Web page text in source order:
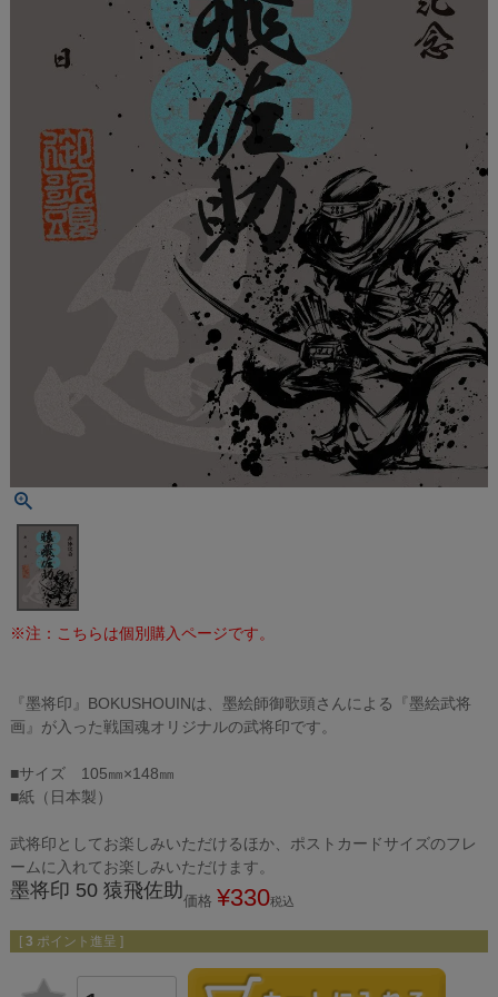
※注：こちらは個別購入ページです。
『墨将印』BOKUSHOUINは、墨絵師御歌頭さんによる『墨絵武将
画』が入った戦国魂オリジナルの武将印です。
■サイズ 105㎜×148㎜
■紙（日本製）
武将印としてお楽しみいただけるほか、ポストカードサイズのフレ
ームに入れてお楽しみいただけます。
墨将印 50 猿飛佐助価格 ¥330税込
[ 3 ポイント進呈 ]